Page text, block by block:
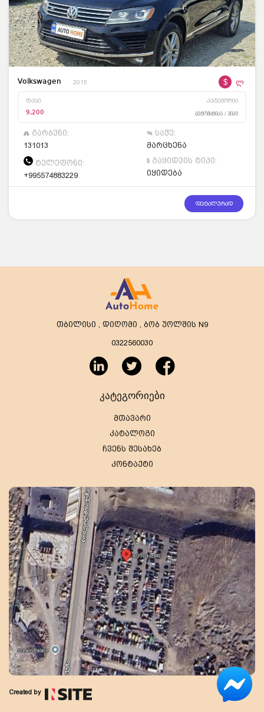
Volkswagen 2015 $ ლ
ფასი კატეგორია
9,200 ავტომატიკა / ჯიპი
გარბენი:
131013
საჭე:
მარცხენა
ტელეფონი:
+995574883229
გაყიდვის ტიპი:
იყიდება
დეტალურად
თბილისი , დიღომი , ბობ უოლშის N9
0322560030
კატეგორიები
მთავარი
კატალოგი
ჩვენს შესახებ
კონტაქტი
Created by